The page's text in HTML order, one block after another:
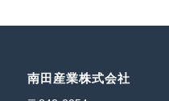
南田産業株式会社